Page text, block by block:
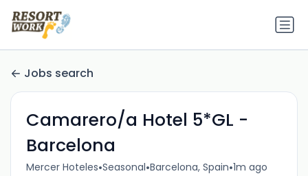
Jobs search
Camarero/a Hotel 5*GL -
Barcelona
Mercer Hoteles•Seasonal•Barcelona, Spain•1m ago